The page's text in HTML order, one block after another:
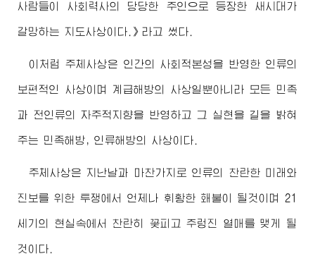
사람들이 사회력사의 당당한 주인으로 등장한 새시대가
갈망하는 지도사상이다.》라고 썼다.
이처럼 주체사상은 인간의 사회적본성을 반영한 인류의
보편적인 사상이며 계급해방의 사상일뿐아니라 모든 민족
과 전인류의 자주적지향을 반영하고 그 실현을 길을 밝혀
주는 민족해방, 인류해방의 사상이다.
주체사상은 지난날과 마찬가지로 인류의 찬란한 미래와
진보를 위한 투쟁에서 언제나 휘황한 홰불이 될것이며 21
세기의 현실속에서 찬란히 꽃피고 주렁진 열매를 맺게 될
것이다.